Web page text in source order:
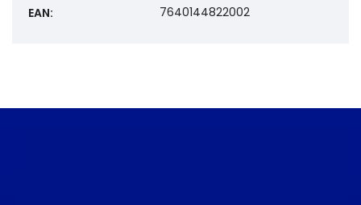
EAN: 7640144822002